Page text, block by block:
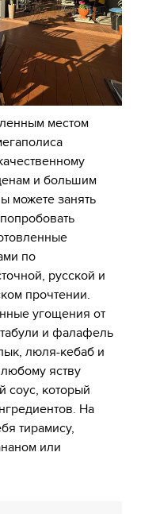
местом
и большим
можете занять
по
русской и
прочтении.
угощения от
и фалафель
люля-кебаб и
яству
соус, который
На
тирамису,
или